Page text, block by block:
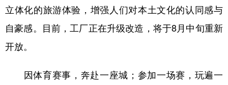
立体化的旅游体验，增强人们对本土文化的认同感与
自豪感。目前，工厂正在升级改造，将于8月中旬重新
开放。
因体育赛事，奔赴一座城；参加一场赛，玩遍一